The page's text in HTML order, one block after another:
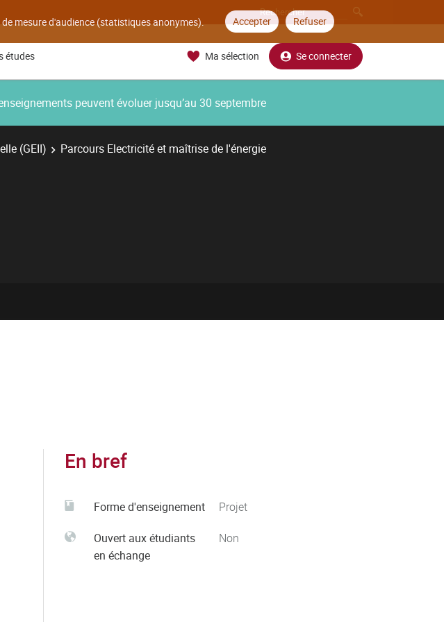
mesure d'audience (statistiques anonymes). Accepter Refuser
études Ma sélection Se connecter
peuvent évoluer jusqu’au 30 septembre
(GEII)
Parcours Electricité et maîtrise de l'énergie
En bref
Forme d'enseignement Projet
Ouvert aux étudiants
en échange
Non